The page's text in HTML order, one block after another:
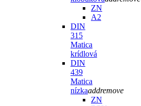
ZN
A2
DIN
315
Matica
krídlová
DIN
439
Matica
nízkaaddremove
ZN